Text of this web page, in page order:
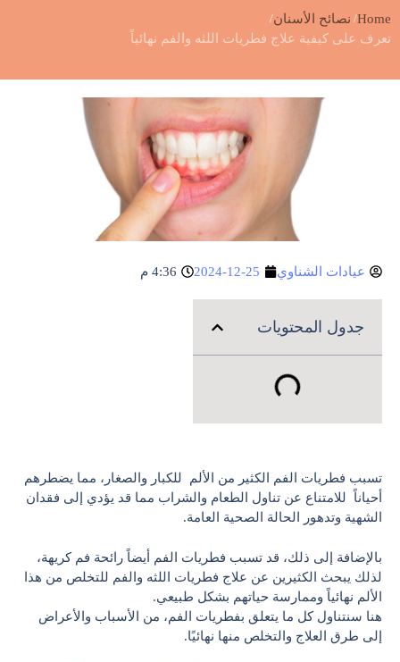
Home نصائح الأسنان
تعرف على كيفية علاج فطريات اللثه والفم نهائياً
عيادات الشناوي 2024-12-25 4:36 م
جدول المحتويات
تسبب فطريات الفم الكثير من الألم للكبار والصغار، مما يضطرهم
أحياناً للامتناع عن تناول الطعام والشراب مما قد يؤدي إلى فقدان
الشهية وتدهور الحالة الصحية العامة.
بالإضافة إلى ذلك، قد تسبب فطريات الفم أيضاً رائحة فم كريهة،
لذلك يبحث الكثيرين عن علاج فطريات اللثه والفم للتخلص من هذا
الألم نهائياً وممارسة حياتهم بشكل طبيعي.
هنا سنتناول كل ما يتعلق بفطريات الفم، من الأسباب والأعراض
إلى طرق العلاج والتخلص منها نهائيًا.